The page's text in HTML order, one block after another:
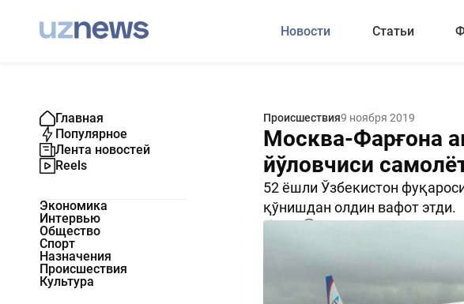
Новости Статьи
Главная
Популярное
Лента новостей
Reels
Экономика
Интервью
Общество
Спорт
Назначения
Происшествия
Культура
Происшествия9 ноября 2019
Москва-Фарғона
йўловчиси
52 ёшли Ўзбекистон
қўнишдан олдин вафот этди.